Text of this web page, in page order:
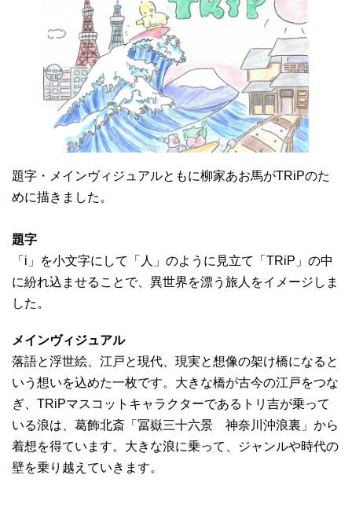
題字・メインヴィジュアルともに柳家あお馬がTRiPのた
めに描きました。
題字
「i」を小文字にして「人」のように見立て「TRiP」の中
に紛れ込ませることで、異世界を漂う旅人をイメージしま
した。
メインヴィジュアル
落語と浮世絵、江戸と現代、現実と想像の架け橋になると
いう想いを込めた一枚です。大きな橋が古今の江戸をつな
ぎ、TRiPマスコットキャラクターであるトリ吉が乗って
いる浪は、葛飾北斎「冨嶽三十六景 神奈川沖浪裏」から
着想を得ています。大きな浪に乗って、ジャンルや時代の
壁を乗り越えていきます。